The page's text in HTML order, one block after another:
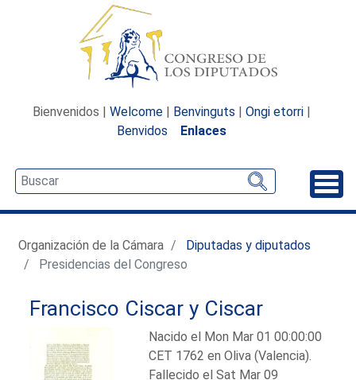
Bienvenidos | Welcome | Benvinguts | Ongi etorri |
Benvidos
Enlaces
Organización de la Cámara
Diputadas y diputados
Presidencias del Congreso
Francisco Ciscar y Ciscar
Nacido el Mon Mar 01 00:00:00
CET 1762 en Oliva (Valencia).
Fallecido el Sat Mar 09